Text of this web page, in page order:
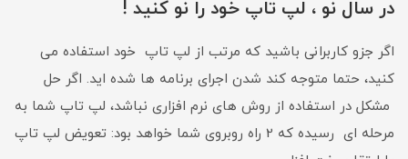
در سال نو ، لپ تاپ خود را نو کنید !
اگر جزو کاربرانی باشید که مرتب از لپ تاپ خود استفاده می
کنید، حتما متوجه کند شدن اجرای برنامه ها شده اید. اگر حل
مشکل در استفاده از روش های نرم افزاری نباشد، لپ تاپ شما به
مرحله ای رسیده که 2 راه روبروی شما خواهد بود: تعویض لپ تاپ